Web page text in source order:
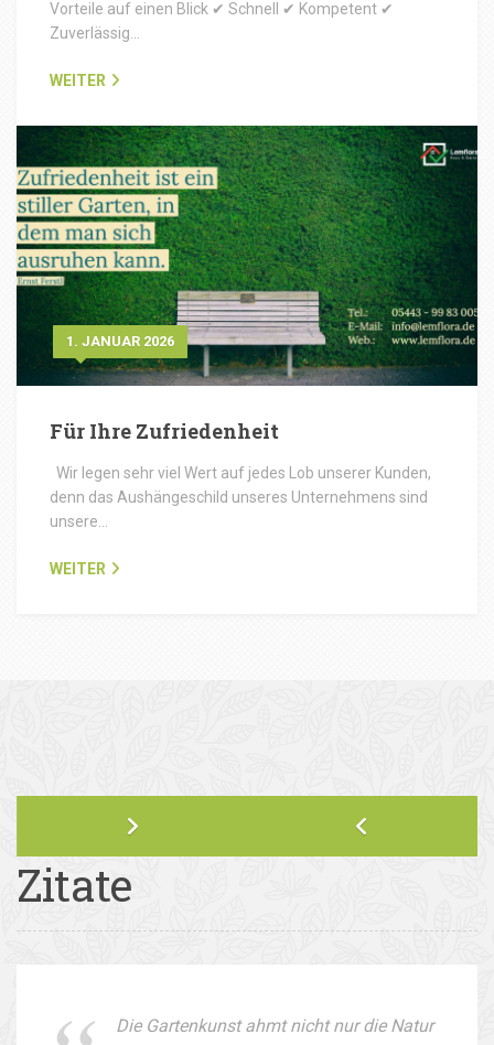
Vorteile auf einen Blick ✔ Schnell ✔ Kompetent ✔
Zuverlässig…
WEITER
1. JANUAR 2026
Für Ihre Zufriedenheit
Wir legen sehr viel Wert auf jedes Lob unserer Kunden,
denn das Aushängeschild unseres Unternehmens sind
unsere…
WEITER
Zitate
Die Gartenkunst ahmt nicht nur die Natur